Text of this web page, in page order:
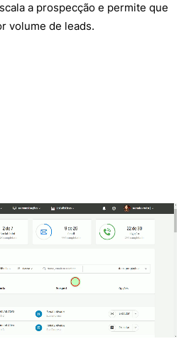
a prospecção e permite que
volume de leads.